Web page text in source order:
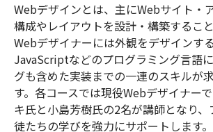
Webデザインとは、主にWebサイト・
構成やレイアウトを設計・構築するこ
Webデザイナーには外観をデザインす
JavaScriptなどのプログラミング言語
グも含めた実装までの一連のスキルが
す。各コースでは現役Webデザイナー
キ氏と小島芳樹氏の2名が講師となり
徒たちの学びを強力にサポートします。